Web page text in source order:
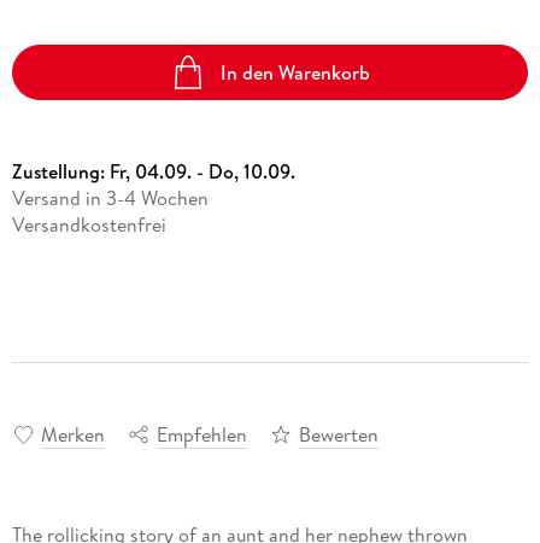
In den Warenkorb
Zustellung: Fr, 04.09. - Do, 10.09.
Versand in 3-4 Wochen
Versandkostenfrei
Merken Empfehlen Bewerten
The rollicking story of an aunt and her nephew thrown